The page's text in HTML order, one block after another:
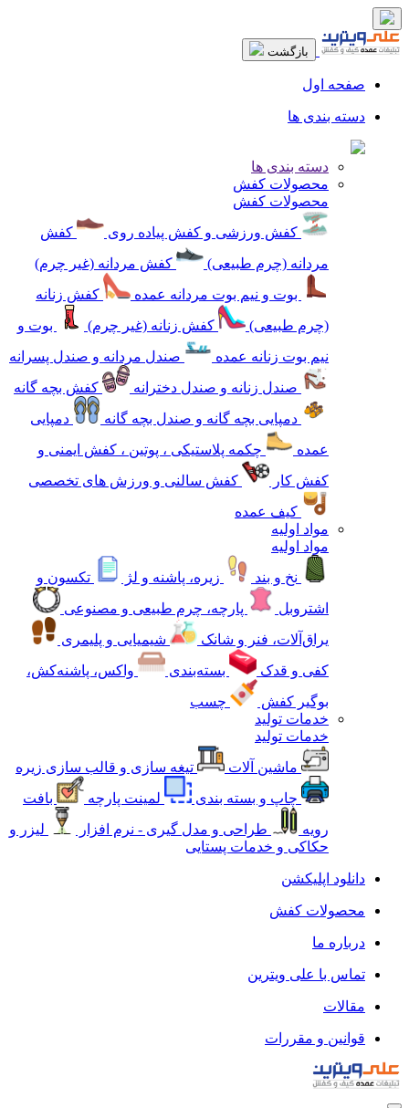
بازگشت
صفحه اول
دسته بندی ها
دسته بندی ها
محصولات کفش
محصولات کفش
کفش ورزشی و کفش پیاده روی
کفش
مردانه (چرم طبیعی)
کفش مردانه (غیر چرم)
بوت و نیم بوت مردانه عمده
کفش زنانه
(چرم طبیعی)
کفش زنانه (غیر چرم)
بوت و
نیم بوت زنانه عمده
صندل مردانه و صندل پسرانه
صندل زنانه و صندل دخترانه
کفش بچه گانه
دمپایی بچه گانه و صندل بچه گانه
دمپایی
عمده
چکمه پلاستیکی ، پوتین ، کفش ایمنی و
کفش کار
کفش سالنی و ورزش های تخصصی
کیف عمده
مواد اولیه
مواد اولیه
نخ و بند
زیره، پاشنه و لژ
تکسون و
اشتروبل
پارچه، چرم طبیعی و مصنوعی
یراق‌آلات، فنر و شانک
شیمیایی و پلیمری
کفی و قدک
بسته‌بندی
واکس، پاشنه‌کش،
بوگیر کفش
چسب
خدمات تولید
خدمات تولید
ماشین آلات
تیغه سازی و قالب سازی زیره
چاپ و بسته بندی
لمینت پارچه
بافت
رویه
طراحی و مدل گیری - نرم افزار
لیزر و
حکاکی و خدمات پستایی
دانلود اپلیکشن
محصولات کفش
درباره ما
تماس با علی ویترین
مقالات
قوانین و مقررات